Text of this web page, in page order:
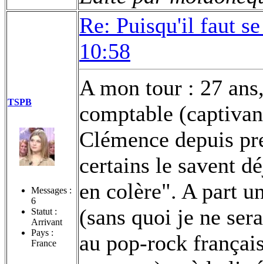
TSPB
Messages :
6
Statut :
Arrivant
Pays :
France
Re: Puisqu'il faut
10:58
A mon tour : 27
comptable
Clémence depuis
certains le savent
en colère". A part
(sans quoi je ne
au pop-rock